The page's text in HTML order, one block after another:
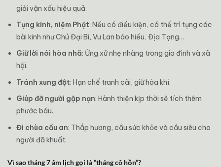
giải vận xấu hiệu quả.
Tụng kinh, niệm Phật: Nếu có điều kiện, có thể trì tụng các
bài kinh như Chú Đại Bi, Vu Lan báo hiếu, Địa Tạng…
Giữ lời nói hòa nhã: Ứng xử nhẹ nhàng trong gia đình và xã
hội.
Tránh xung đột: Hạn chế tranh cãi, giữ hòa khí.
Giúp đỡ người gặp nạn: Hành thiện kịp thời sẽ tích thêm
phước báu.
Đi chùa cầu an: Thắp hương, cầu sức khỏe và cầu siêu cho
người đã khuất.
Vì sao tháng 7 âm lịch gọi là “tháng cô hồn”?